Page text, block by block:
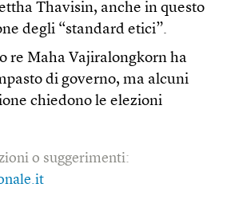
Thavisin, anche in questo
degli “standard etici”.
re Maha Vajiralongkorn ha
di governo, ma alcuni
chiedono le elezioni
o suggerimenti: